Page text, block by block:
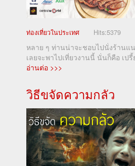
ท่องเที่ยวในประเทศ Hits:5379
หลาย ๆ ท่านน่าจะชอบไปนั่งร้านแ
เลยจะพาไปเที่ยวงานนี้ นั่นก็คือ เป
อ่านต่อ >>>
วิธีขจัดความกลัว